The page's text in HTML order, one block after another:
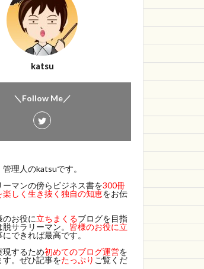
katsu
＼Follow Me／
管理人のkatsuです。
ーマンの傍らビジネス書を300冊
楽しく生き抜く独自の知恵をお伝
のお役に立ちまくるブログを目指
脱サラリーマン。 皆様のお役に立
にできれば最高です。
現するため初めてのブログ運営を
す。ぜひ記事をたっぷり ご覧くだ